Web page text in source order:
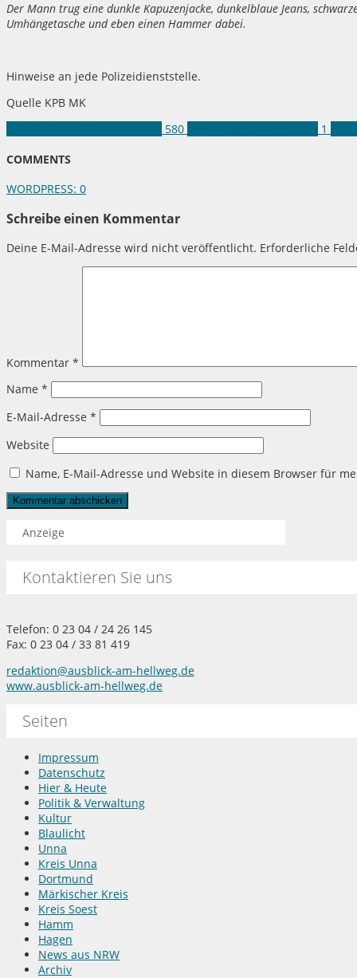
Der Mann trug eine dunkle Kapuzenjacke, dunkelblaue Jeans,
Umhängetasche und eben einen Hammer dabei.
Hinweise an jede Polizeidienststelle.
Quelle KPB MK
580 1
COMMENTS
WORDPRESS: 0
Schreibe einen Kommentar
Deine E-Mail-Adresse wird nicht veröffentlicht. Erforderliche
Kommentar *
Name *
E-Mail-Adresse *
Website
Name, E-Mail-Adresse und Website in diesem Browser für
Anzeige
Kontaktieren Sie uns
Telefon: 0 23 04 / 24 26 145
Fax: 0 23 04 / 33 81 419
redaktion@ausblick-am-hellweg.de
www.ausblick-am-hellweg.de
Seiten
Impressum
Datenschutz
Hier & Heute
Politik & Verwaltung
Kultur
Blaulicht
Unna
Kreis Unna
Dortmund
Märkischer Kreis
Kreis Soest
Hamm
Hagen
News aus NRW
Archiv